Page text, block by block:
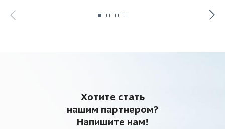
Хотите стать
нашим партнером?
Напишите нам!